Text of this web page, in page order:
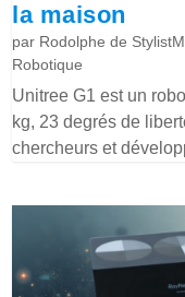
la maison
par Rodolphe de
Robotique
Unitree G1 est un
kg, 23 degrés de
chercheurs et